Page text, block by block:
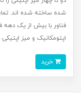
شده ساخته شده‏ اند.
فناور با بیش از یک دهه
اپتومکانیک و میز